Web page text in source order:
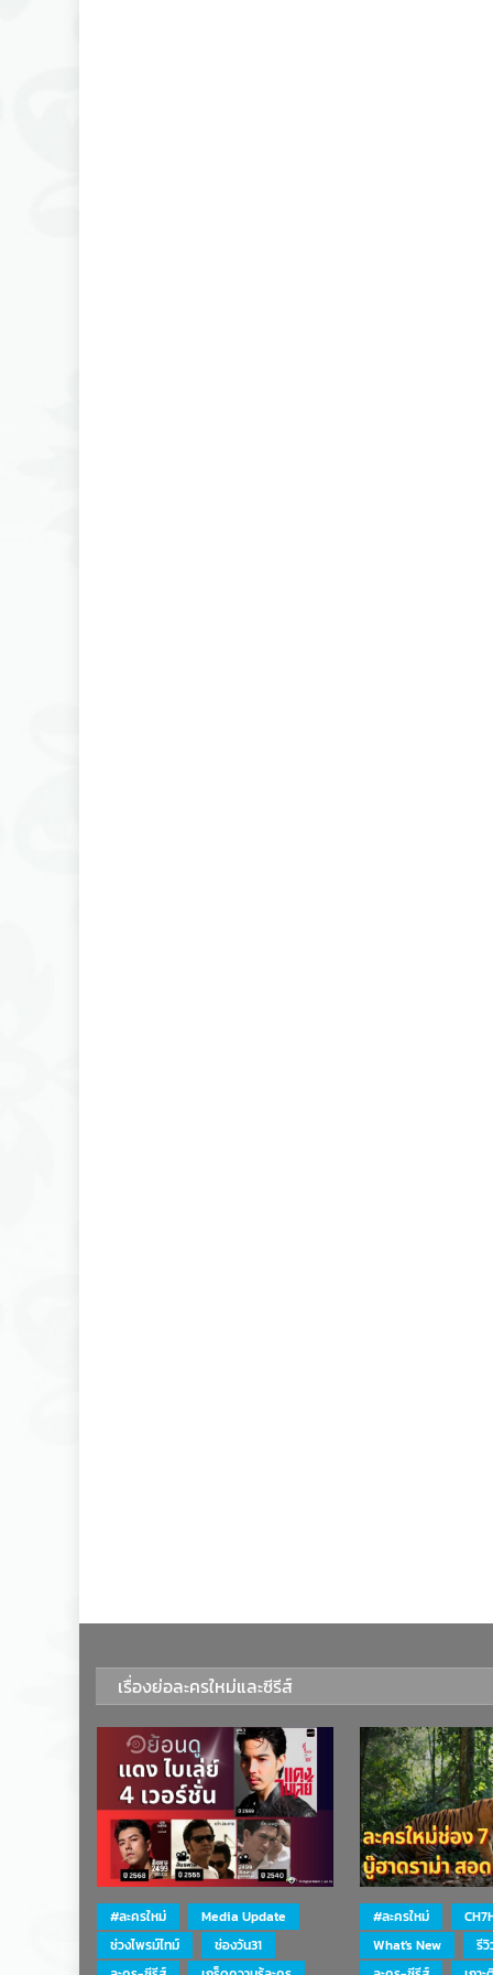
เรื่องย่อละครใหม่และซีรีส์
#ละครใหม่
Media Update
ช่วงไพรม์ไทม์
ช่องวัน31
#ละครใหม่
What's New
รี